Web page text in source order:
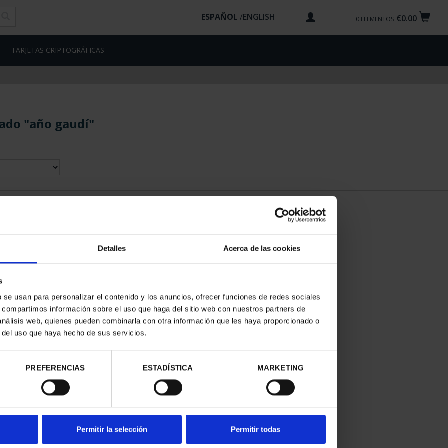
Detalles Acerca de las cookies
usan para personalizar el contenido y los anuncios, ofrecer funciones de redes sociales
información sobre el uso que haga del sitio web con nuestros partners de
web, quienes pueden combinarla con otra información que les haya proporcionado o
uso que haya hecho de sus servicios.
PREFERENCIAS ESTADÍSTICA MARKETING
Permitir la selección Permitir todas
€0.00
0 ELEMENTOS
ESPAÑOL /
TARJETAS CRIPTOGRÁFICAS
"año gaudí"
COBRE 'RIO
MEDALLA DE COBRE 'COSTA
DORADA'
TORMES'